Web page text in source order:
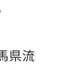
県流